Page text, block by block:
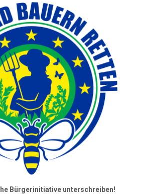
Bürgerinitiative unterschreiben!